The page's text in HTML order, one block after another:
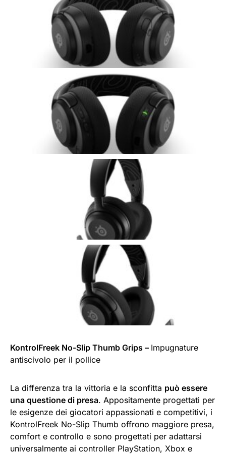
KontrolFreek No-Slip Thumb Grips – Impugnature
antiscivolo per il pollice
La differenza tra la vittoria e la sconfitta può essere
una questione di presa. Appositamente progettati per
le esigenze dei giocatori appassionati e competitivi, i
KontrolFreek No-Slip Thumb offrono maggiore presa,
comfort e controllo e sono progettati per adattarsi
universalmente ai controller PlayStation, Xbox e